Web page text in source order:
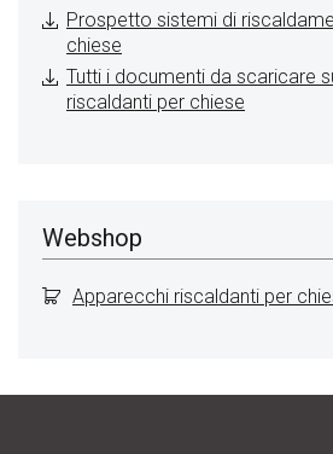
Prospetto sistemi di
chiese
Tutti i documenti da scaricare
riscaldanti per chiese
Webshop
Apparecchi riscaldanti per